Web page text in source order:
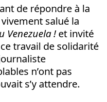
de répondre à la
salué la
Venezuela !et invité
travail de solidarité
n’ont pas
s’y attendre.